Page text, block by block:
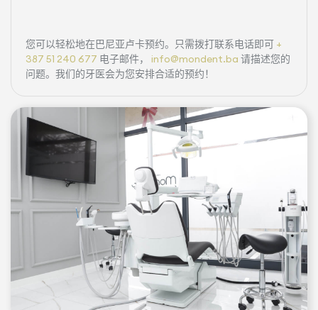
您可以轻松地在巴尼亚卢卡预约。只需拨打联系电话即可 +
387 51 240 677 电子邮件， info@mondent.ba 请描述您的
问题。我们的牙医会为您安排合适的预约！